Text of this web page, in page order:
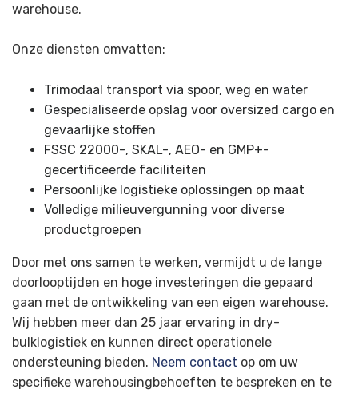
warehouse.
Onze diensten omvatten:
Trimodaal transport via spoor, weg en water
Gespecialiseerde opslag voor oversized cargo en
gevaarlijke stoffen
FSSC 22000-, SKAL-, AEO- en GMP+-
gecertificeerde faciliteiten
Persoonlijke logistieke oplossingen op maat
Volledige milieuvergunning voor diverse
productgroepen
Door met ons samen te werken, vermijdt u de lange
doorlooptijden en hoge investeringen die gepaard
gaan met de ontwikkeling van een eigen warehouse.
Wij hebben meer dan 25 jaar ervaring in dry-
bulklogistiek en kunnen direct operationele
ondersteuning bieden. Neem contact op om uw
specifieke warehousingbehoeften te bespreken en te